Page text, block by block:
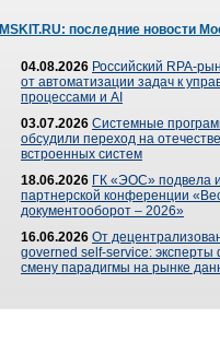
MSKIT.RU: последние новости
04.08.2026 Российский RPA-
от автоматизации задач к
процессами и AI
03.07.2026 Системные
обсудили переход на
встроенных систем
18.06.2026 ГК «ЭОС» подвела
партнерской конференции
документооборот – 2026»
16.06.2026 От
governed self-service: эксперты
смену парадигмы на рынке